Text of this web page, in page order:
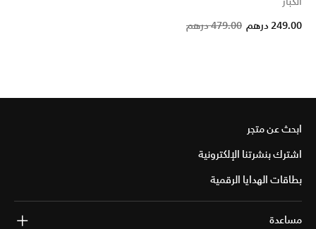
Price reduced from
479.00 درهم 249.00 درهم
ابحث عن متجر
اشترك بنشرتنا الإلكترونية
بطاقات الهدايا الرقمية
مساعدة